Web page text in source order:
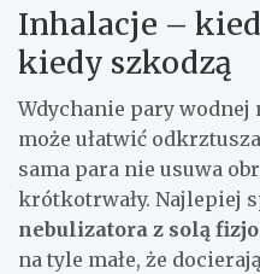
Inhalacje –
kiedy szkodzą
Wdychanie pary wodnej
może ułatwić
sama para nie usuwa
krótkotrwały. Najlepiej
nebulizatora z solą
na tyle małe, że